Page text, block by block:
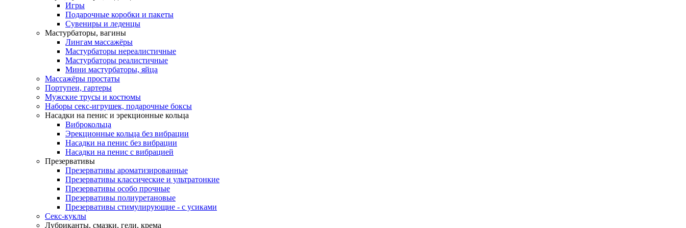
Игры
Подарочные коробки и пакеты
Сувениры и леденцы
Мастурбаторы, вагины
Лингам массажёры
Мастурбаторы нереалистичные
Мастурбаторы реалистичные
Мини мастурбаторы, яйца
Массажёры простаты
Портупеи, гартеры
Мужские трусы и костюмы
Наборы секс-игрушек, подарочные боксы
Насадки на пенис и эрекционные кольца
Виброкольца
Эрекционные кольца без вибрации
Насадки на пенис без вибрации
Насадки на пенис с вибрацией
Презервативы
Презервативы ароматизированные
Презервативы классические и ультратонкие
Презервативы особо прочные
Презервативы полиуретановые
Презервативы стимулирующие - с усиками
Секс-куклы
Лубриканты, смазки, гели, крема